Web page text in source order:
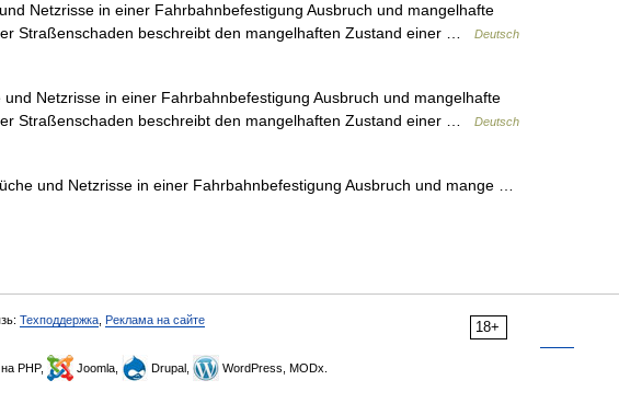
Netzrisse in einer Fahrbahnbefestigung Ausbruch und mangelhafte
Straßenschaden beschreibt den mangelhaften Zustand einer …
Deutsch
Netzrisse in einer Fahrbahnbefestigung Ausbruch und mangelhafte
Straßenschaden beschreibt den mangelhaften Zustand einer …
Deutsch
und Netzrisse in einer Fahrbahnbefestigung Ausbruch und mange …
18+
Техподдержка Реклама на сайте
PHP, Joomla, Drupal, WordPress, MODx.